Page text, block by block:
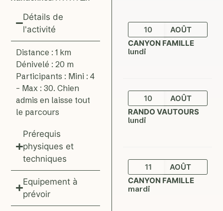
Détails de
l'activité
Distance : 1 km
Dénivelé : 20 m
Participants : Mini : 4
– Max : 30. Chien
admis en laisse tout
le parcours
Prérequis
physiques et
techniques
Equipement à
prévoir
10
AOÛT
CANYON FAMILLE
lundi
10
AOÛT
RANDO VAUTOURS
lundi
11
AOÛT
CANYON FAMILLE
mardi